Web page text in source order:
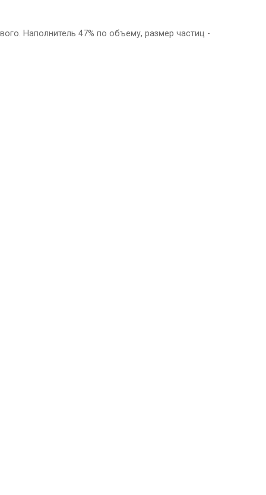
Наполнитель 47% по объему, размер частиц -